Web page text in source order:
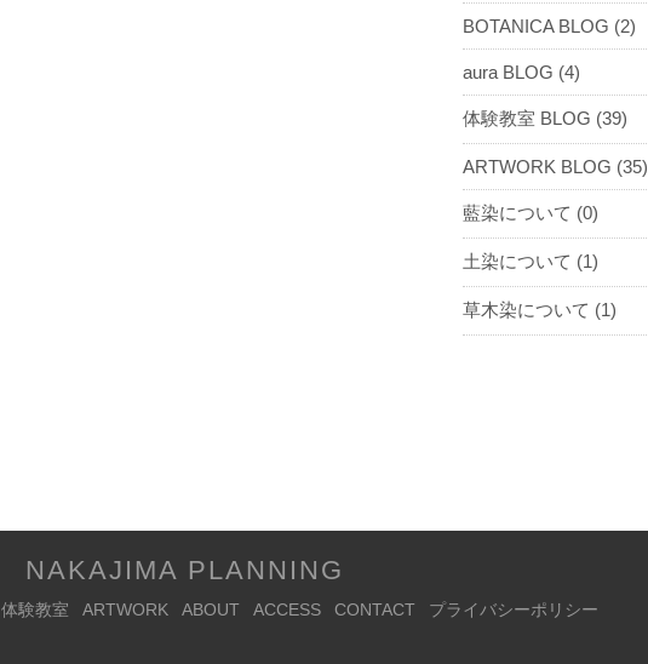
BOTANICA BLOG (2)
aura BLOG (4)
体験教室 BLOG (39)
ARTWORK BLOG (35)
藍染について (0)
土染について (1)
草木染について (1)
NAKAJIMA PLANNING
体験教室 ARTWORK ABOUT ACCESS CONTACT プライバシーポリシー